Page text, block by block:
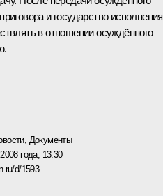
и государство исполнения
в отношении осуждённого
, Документы
года, 13:30
d/1593